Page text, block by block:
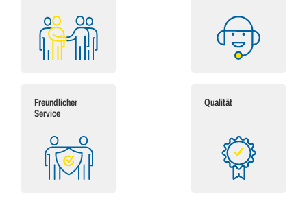
Freundlicher
Service
Qualität